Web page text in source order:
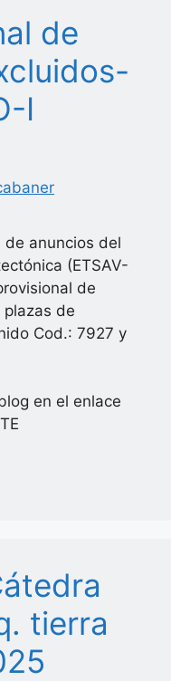
de
I
anuncios del
(ETSAV-
de
de
Cod.: 7927 y
en el enlace
tierra